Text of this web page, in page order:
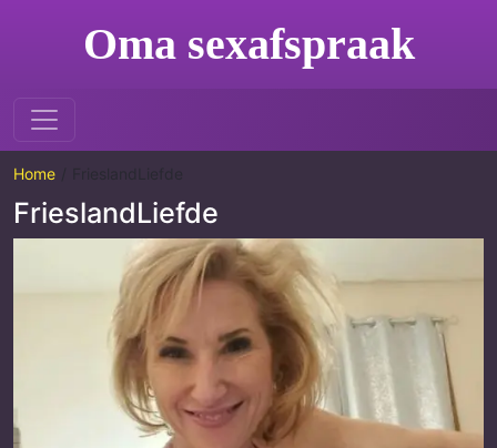
Oma sexafspraak
Home
FrieslandLiefde